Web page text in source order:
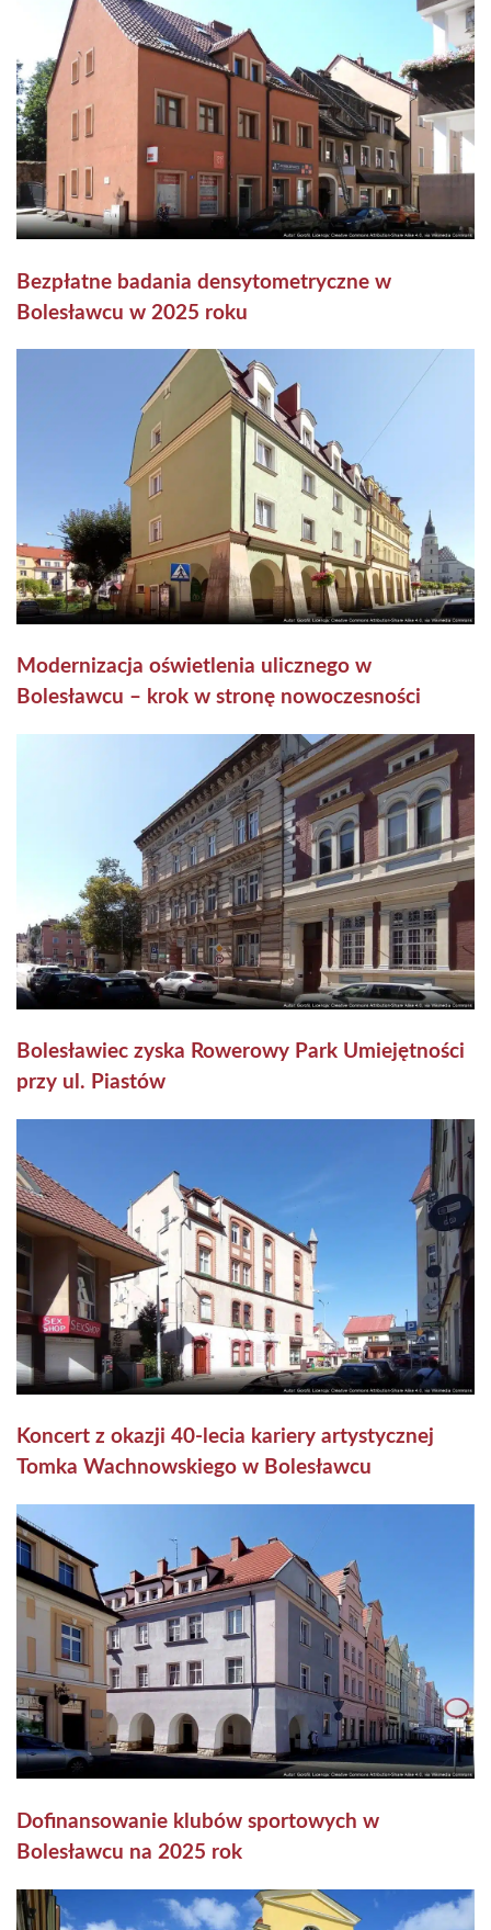
Bezpłatne badania densytometryczne w
Bolesławcu w 2025 roku
Modernizacja oświetlenia ulicznego w
Bolesławcu – krok w stronę nowoczesności
Bolesławiec zyska Rowerowy Park Umiejętności
przy ul. Piastów
Koncert z okazji 40-lecia kariery artystycznej
Tomka Wachnowskiego w Bolesławcu
Dofinansowanie klubów sportowych w
Bolesławcu na 2025 rok